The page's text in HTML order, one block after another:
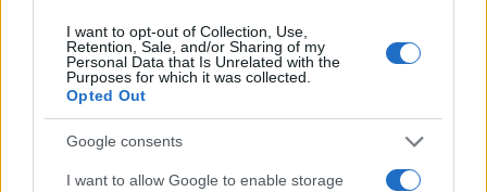
I want to opt-out of Collection, Use,
Retention, Sale, and/or Sharing of my
Personal Data that Is Unrelated with the
Purposes for which it was collected.
Opted Out
Google consents
I want to allow Google to enable storage
GalluraOggi.it